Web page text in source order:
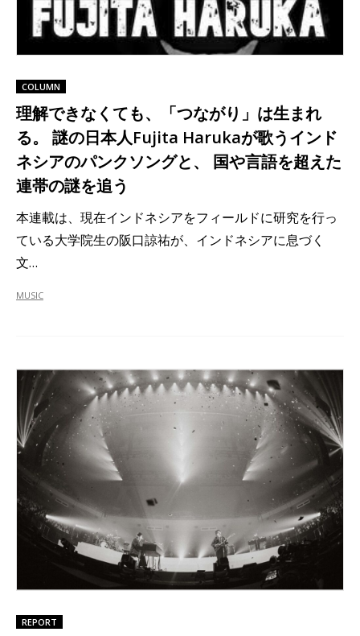
COLUMN
理解できなくても、「つながり」は生まれ
る。 謎の日本人Fujita Harukaが歌うインド
ネシアのパンクソングと、 国や言語を超えた
連帯の謎を追う
本連載は、現在インドネシアをフィールドに研究を行っ
ている大学院生の阪口諒祐が、インドネシアに息づく
文…
MUSIC
REPORT